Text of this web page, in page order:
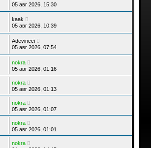
05 авг 2026, 15:30
kaak
05 авг 2026, 10:39
Adevincci
05 авг 2026, 07:54
nokra
05 авг 2026, 01:16
nokra
05 авг 2026, 01:13
nokra
05 авг 2026, 01:07
nokra
05 авг 2026, 01:01
nokra